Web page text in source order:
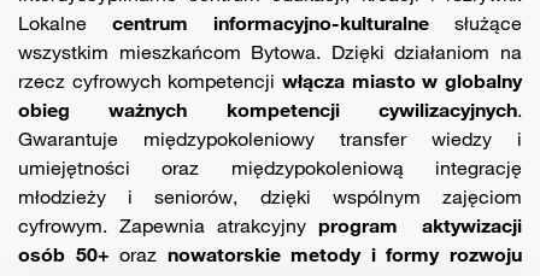
Lokalne centrum informacyjno-kulturalne służące
wszystkim mieszkańcom Bytowa. Dzięki działaniom na
rzecz cyfrowych kompetencji włącza miasto w globalny
obieg ważnych kompetencji cywilizacyjnych.
Gwarantuje międzypokoleniowy transfer wiedzy i
umiejętności oraz międzypokoleniową integrację
młodzieży i seniorów, dzięki wspólnym zajęciom
cyfrowym. Zapewnia atrakcyjny program aktywizacji
osób 50+ oraz nowatorskie metody i formy rozwoju